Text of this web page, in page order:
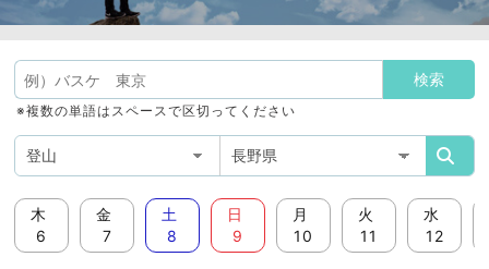
※複数の単語はスペースで区切ってください
木
6
金
7
土
8
日
9
月
10
火
11
水
12